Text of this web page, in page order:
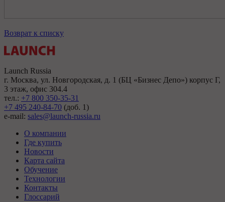
Возврат к списку
Launch Russia
г. Москва, ул. Новгородская, д. 1 (БЦ «Бизнес Депо») корпус Г,
3 этаж, офис 304.4
тел.: +7 800 350-35-31
+7 495 240-84-70 (доб. 1)
e-mail: sales@launch-russia.ru
О компании
Где купить
Новости
Карта сайта
Обучение
Технологии
Контакты
Глоссарий